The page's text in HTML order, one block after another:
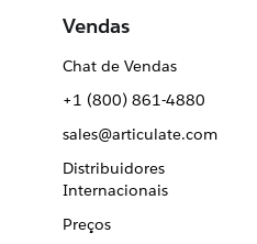
Vendas
Chat de Vendas
+1 (800) 861-4880
sales@articulate.com
Distribuidores
Internacionais
Preços